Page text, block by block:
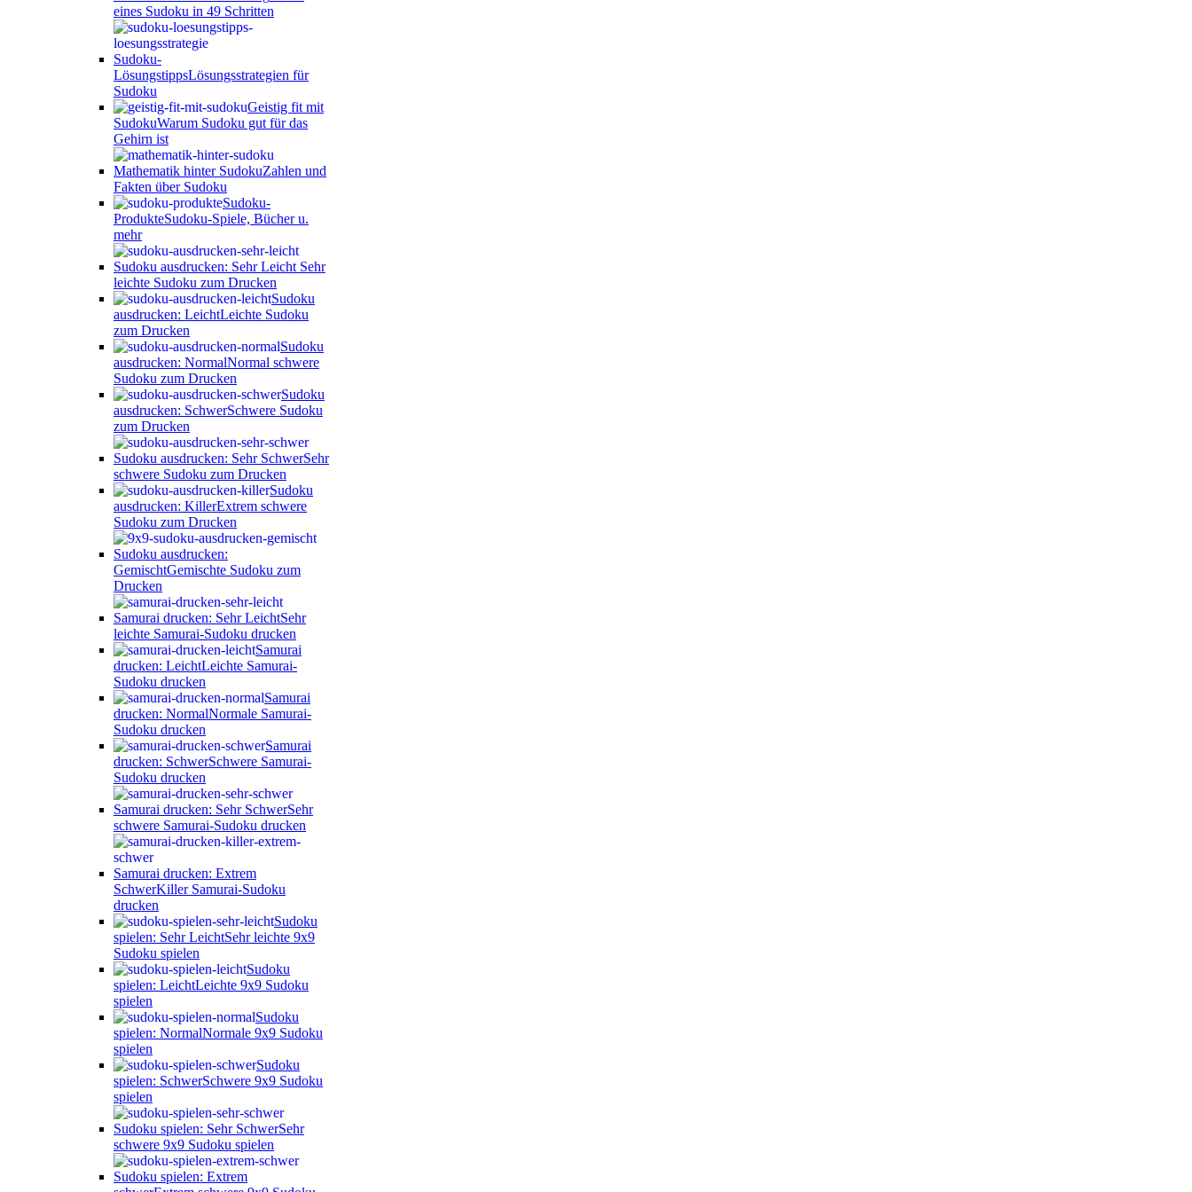
eines Sudoku in 49 Schritten
Sudoku-
LösungstippsLösungsstrategien für
Sudoku
Geistig fit mit
SudokuWarum Sudoku gut für das
Gehirn ist
Mathematik hinter SudokuZahlen und
Fakten über Sudoku
Sudoku-
ProdukteSudoku-Spiele, Bücher u.
mehr
Sudoku ausdrucken: Sehr Leicht Sehr
leichte Sudoku zum Drucken
Sudoku
ausdrucken: LeichtLeichte Sudoku
zum Drucken
Sudoku
ausdrucken: NormalNormal schwere
Sudoku zum Drucken
Sudoku
ausdrucken: SchwerSchwere Sudoku
zum Drucken
Sudoku ausdrucken: Sehr SchwerSehr
schwere Sudoku zum Drucken
Sudoku
ausdrucken: KillerExtrem schwere
Sudoku zum Drucken
Sudoku ausdrucken:
GemischtGemischte Sudoku zum
Drucken
Samurai drucken: Sehr LeichtSehr
leichte Samurai-Sudoku drucken
Samurai
drucken: LeichtLeichte Samurai-
Sudoku drucken
Samurai
drucken: NormalNormale Samurai-
Sudoku drucken
Samurai
drucken: SchwerSchwere Samurai-
Sudoku drucken
Samurai drucken: Sehr SchwerSehr
schwere Samurai-Sudoku drucken
Samurai drucken: Extrem
SchwerKiller Samurai-Sudoku
drucken
Sudoku
spielen: Sehr LeichtSehr leichte 9x9
Sudoku spielen
Sudoku
spielen: LeichtLeichte 9x9 Sudoku
spielen
Sudoku
spielen: NormalNormale 9x9 Sudoku
spielen
Sudoku
spielen: SchwerSchwere 9x9 Sudoku
spielen
Sudoku spielen: Sehr SchwerSehr
schwere 9x9 Sudoku spielen
Sudoku spielen: Extrem